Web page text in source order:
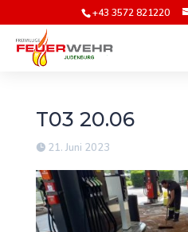
+43 3572 821220
T03 20.06
21. Juni 2023